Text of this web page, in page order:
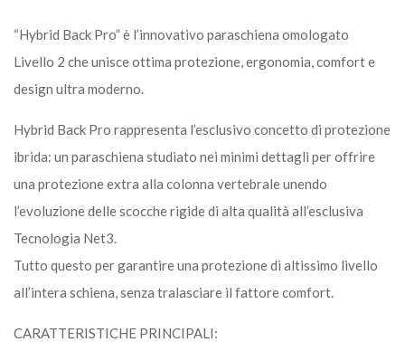
“Hybrid Back Pro” è l’innovativo paraschiena omologato
Livello 2 che unisce ottima protezione, ergonomia, comfort e
design ultra moderno.
Hybrid Back Pro rappresenta l’esclusivo concetto di protezione
ibrida: un paraschiena studiato nei minimi dettagli per offrire
una protezione extra alla colonna vertebrale unendo
l’evoluzione delle scocche rigide di alta qualità all’esclusiva
Tecnologia Net3.
Tutto questo per garantire una protezione di altissimo livello
all’intera schiena, senza tralasciare il fattore comfort.
CARATTERISTICHE PRINCIPALI: